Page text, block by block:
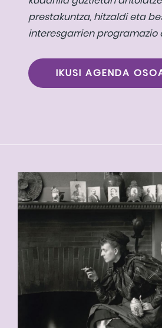
prestakuntza, hitzaldi eta
interesgarrien programazio
IKUSI AGENDA